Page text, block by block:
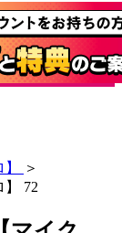
＞
72